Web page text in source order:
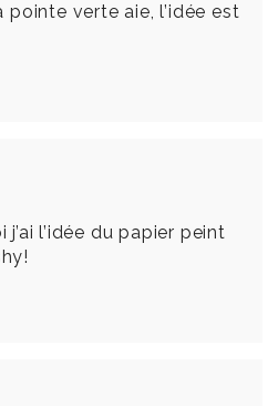
verte aie, l’idée est
l’idée du papier peint